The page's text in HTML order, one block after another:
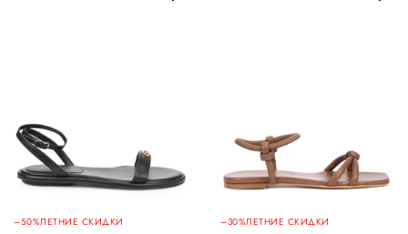
–50%ЛЕТНИЕ СКИДКИ –30%ЛЕТНИЕ СКИДКИ